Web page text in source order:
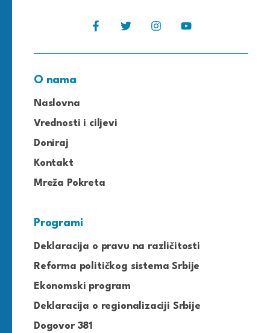
O nama
Naslovna
Vrednosti i ciljevi
Doniraj
Kontakt
Mreža Pokreta
Programi
Deklaracija o pravu na različitosti
Reforma političkog sistema Srbije
Ekonomski program
Deklaracija o regionalizaciji Srbije
Dogovor 381